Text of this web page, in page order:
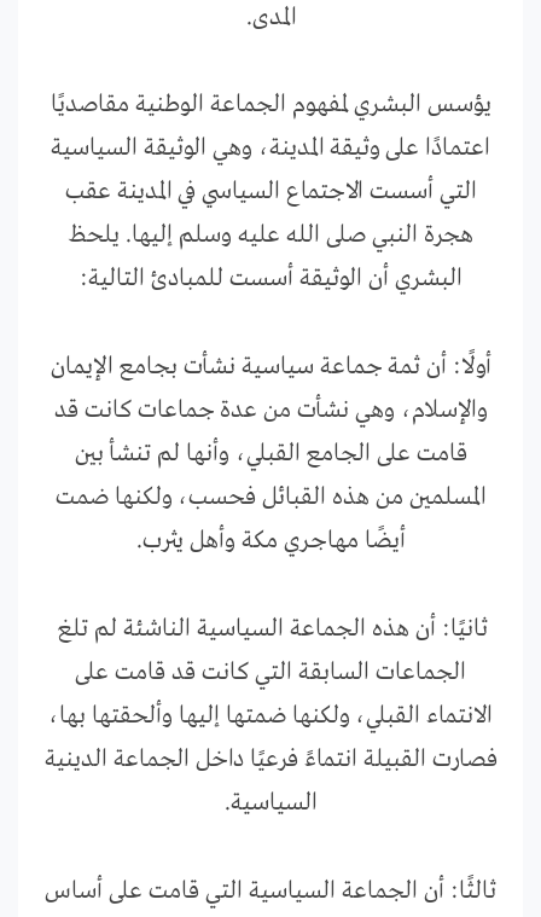
المدى.
يؤسس البشري لمفهوم الجماعة الوطنية مقاصديًا
اعتمادًا على وثيقة المدينة، وهي الوثيقة السياسية
التي أسست الاجتماع السياسي في المدينة عقب
هجرة النبي صلى الله عليه وسلم إليها. يلحظ
البشري أن الوثيقة أسست للمبادئ التالية:
أولًا: أن ثمة جماعة سياسية نشأت بجامع الإيمان
والإسلام، وهي نشأت من عدة جماعات كانت قد
قامت على الجامع القبلي، وأنها لم تنشأ بين
المسلمين من هذه القبائل فحسب، ولكنها ضمت
أيضًا مهاجري مكة وأهل يثرب.
ثانيًا: أن هذه الجماعة السياسية الناشئة لم تلغ
الجماعات السابقة التي كانت قد قامت على
الانتماء القبلي، ولكنها ضمتها إليها وألحقتها بها،
فصارت القبيلة انتماءً فرعيًا داخل الجماعة الدينية
السياسية.
ثالثًا: أن الجماعة السياسية التي قامت على أساس